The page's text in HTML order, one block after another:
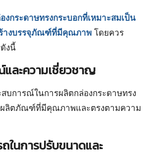
งกระดาษทรงกระบอกที่เหมาะสมเป็น
างบรรจุภัณฑ์ที่มีคุณภาพ โดยควร
งนี้
และความเชี่ยวชาญ
บการณ์ในการผลิตกล่องกระดาษทรง
ผลิตภัณฑ์ที่มีคุณภาพและตรงตามความ
ในการปรับขนาดและ